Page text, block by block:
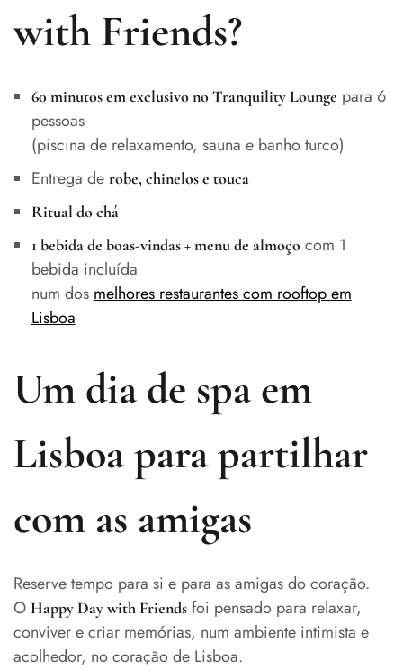
with Friends?
60 minutos em exclusivo no Tranquility Lounge para 6
pessoas
(piscina de relaxamento, sauna e banho turco)
Entrega de robe, chinelos e touca
Ritual do chá
1 bebida de boas-vindas + menu de almoçocom 1
bebida incluída
num dos melhores restaurantes com rooftop em
Lisboa
Um dia de spa em
Lisboa para partilhar
com as amigas
Reserve tempo para si e para as amigas do coração.
O Happy Day with Friends foi pensado para relaxar,
conviver e criar memórias, num ambiente intimista e
acolhedor, no coração de Lisboa.